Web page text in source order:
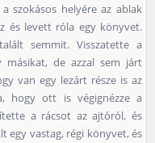
szokásos helyére az ablak
és levett róla egy könyvet.
semmit. Visszatette a
de azzal sem járt
van egy lezárt része is az
hogy ott is végignézze a
a rácsot az ajtóról, és
egy vastag, régi könyvet, és